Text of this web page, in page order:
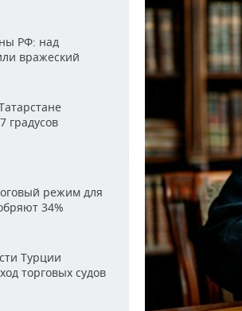
РФ: над
вражеский
градусов
режим для
34%
Турции
торговых судов